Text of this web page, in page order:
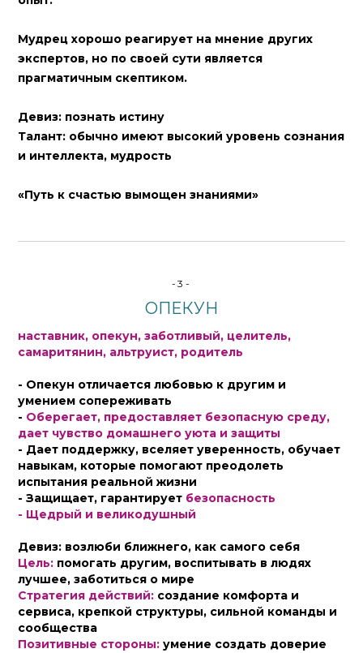
Мудрец хорошо реагирует на мнение других
экспертов, но по своей сути является
прагматичным скептиком.
Девиз: познать истину
Талант: обычно имеют высокий уровень сознания
и интеллекта, мудрость
«Путь к счастью вымощен знаниями»
-3-
ОПЕКУН
наставник, опекун, заботливый, целитель,
самаритянин, альтруист, родитель
- Опекун отличается любовью к другим и
умением сопереживать
- Оберегает, предоставляет безопасную среду,
дает чувство домашнего уюта и защиты
- Дает поддержку, вселяет уверенность, обучает
навыкам, которые помогают преодолеть
испытания реальной жизни
- Защищает, гарантирует безопасность
- Щедрый и великодушный
Девиз: возлюби ближнего, как самого себя
Цель: помогать другим, воспитывать в людях
лучшее, заботиться о мире
Стратегия действий: создание комфорта и
сервиса, крепкой структуры, сильной команды и
сообщества
Позитивные стороны: умение создать доверие